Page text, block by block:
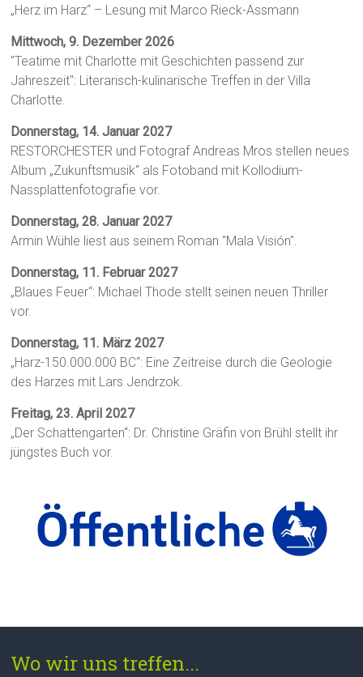
„Herz im Harz“ – Lesung mit Marco Rieck-Assmann
Mittwoch, 9. Dezember 2026
"Teatime mit Charlotte mit Geschichten passend zur
Jahreszeit": Literarisch-kulinarische Treffen in der Villa
Charlotte.
Donnerstag, 14. Januar 2027
RESTORCHESTER und Fotograf Andreas Mros stellen neues
Album „Zukunftsmusik“ als Fotoband mit Kollodium-
Nassplattenfotografie vor.
Donnerstag, 28. Januar 2027
Armin Wühle liest aus seinem Roman "Mala Visión".
Donnerstag, 11. Februar 2027
„Blaues Feuer“: Michael Thode stellt seinen neuen Thriller
vor.
Donnerstag, 11. März 2027
„Harz-150.000.000 BC“: Eine Zeitreise durch die Geologie
des Harzes mit Lars Jendrzok.
Freitag, 23. April 2027
„Der Schattengarten“: Dr. Christine Gräfin von Brühl stellt ihr
jüngstes Buch vor.
Wo wir uns treffen...